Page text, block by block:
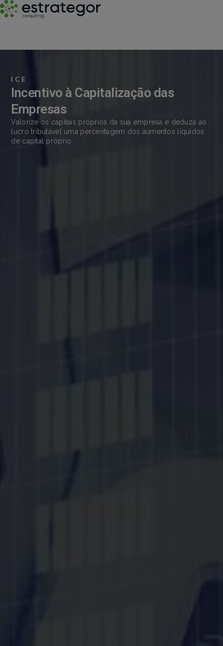
ICE
Incentivo à Capitalização das
Empresas
Valorize os capitais próprios da sua empresa e deduza ao
lucro tributável uma percentagem dos aumentos líquidos
de capital próprio.